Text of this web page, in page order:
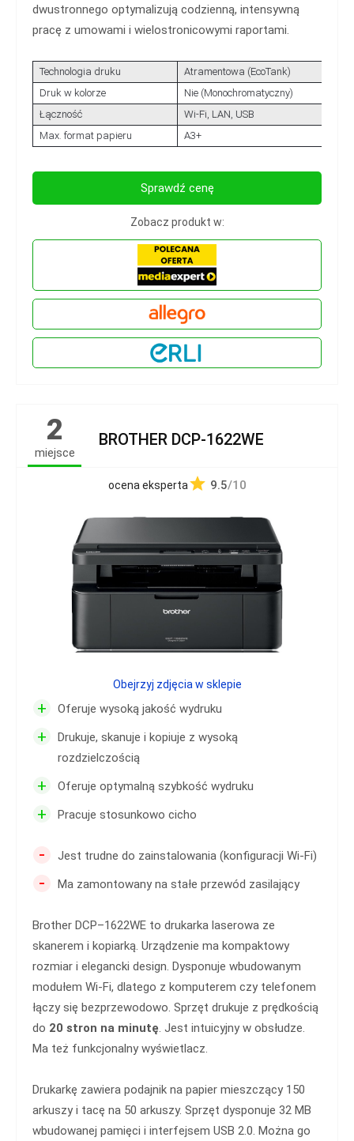
dwustronnego optymalizują codzienną, intensywną
pracę z umowami i wielostronicowymi raportami.
Technologia druku
Atramentowa (EcoTank)
Druk w kolorze
Nie (Monochromatyczny)
Łączność
Wi-Fi, LAN, USB
Max. format papieru
A3+
Sprawdź cenę
Zobacz produkt w:
2
miejsce
BROTHER DCP-1622WE
ocena eksperta 9.5/10
+ Oferuje wysoką jakość wydruku
+
Drukuje, skanuje i kopiuje z wysoką
rozdzielczością
+ Oferuje optymalną szybkość wydruku
+ Pracuje stosunkowo cicho
- Jest trudne do zainstalowania (konfiguracji Wi-Fi)
- Ma zamontowany na stałe przewód zasilający
Brother DCP–1622WE to drukarka laserowa ze
skanerem i kopiarką. Urządzenie ma kompaktowy
rozmiar i elegancki design. Dysponuje wbudowanym
modułem Wi-Fi, dlatego z komputerem czy telefonem
łączy się bezprzewodowo. Sprzęt drukuje z prędkością
do 20 stron na minutę. Jest intuicyjny w obsłudze.
Ma też funkcjonalny wyświetlacz.
Drukarkę zawiera podajnik na papier mieszczący 150
arkuszy i tacę na 50 arkuszy. Sprzęt dysponuje 32 MB
wbudowanej pamięci i interfejsem USB 2.0. Można go
Obejrzyj zdjęcia w sklepie